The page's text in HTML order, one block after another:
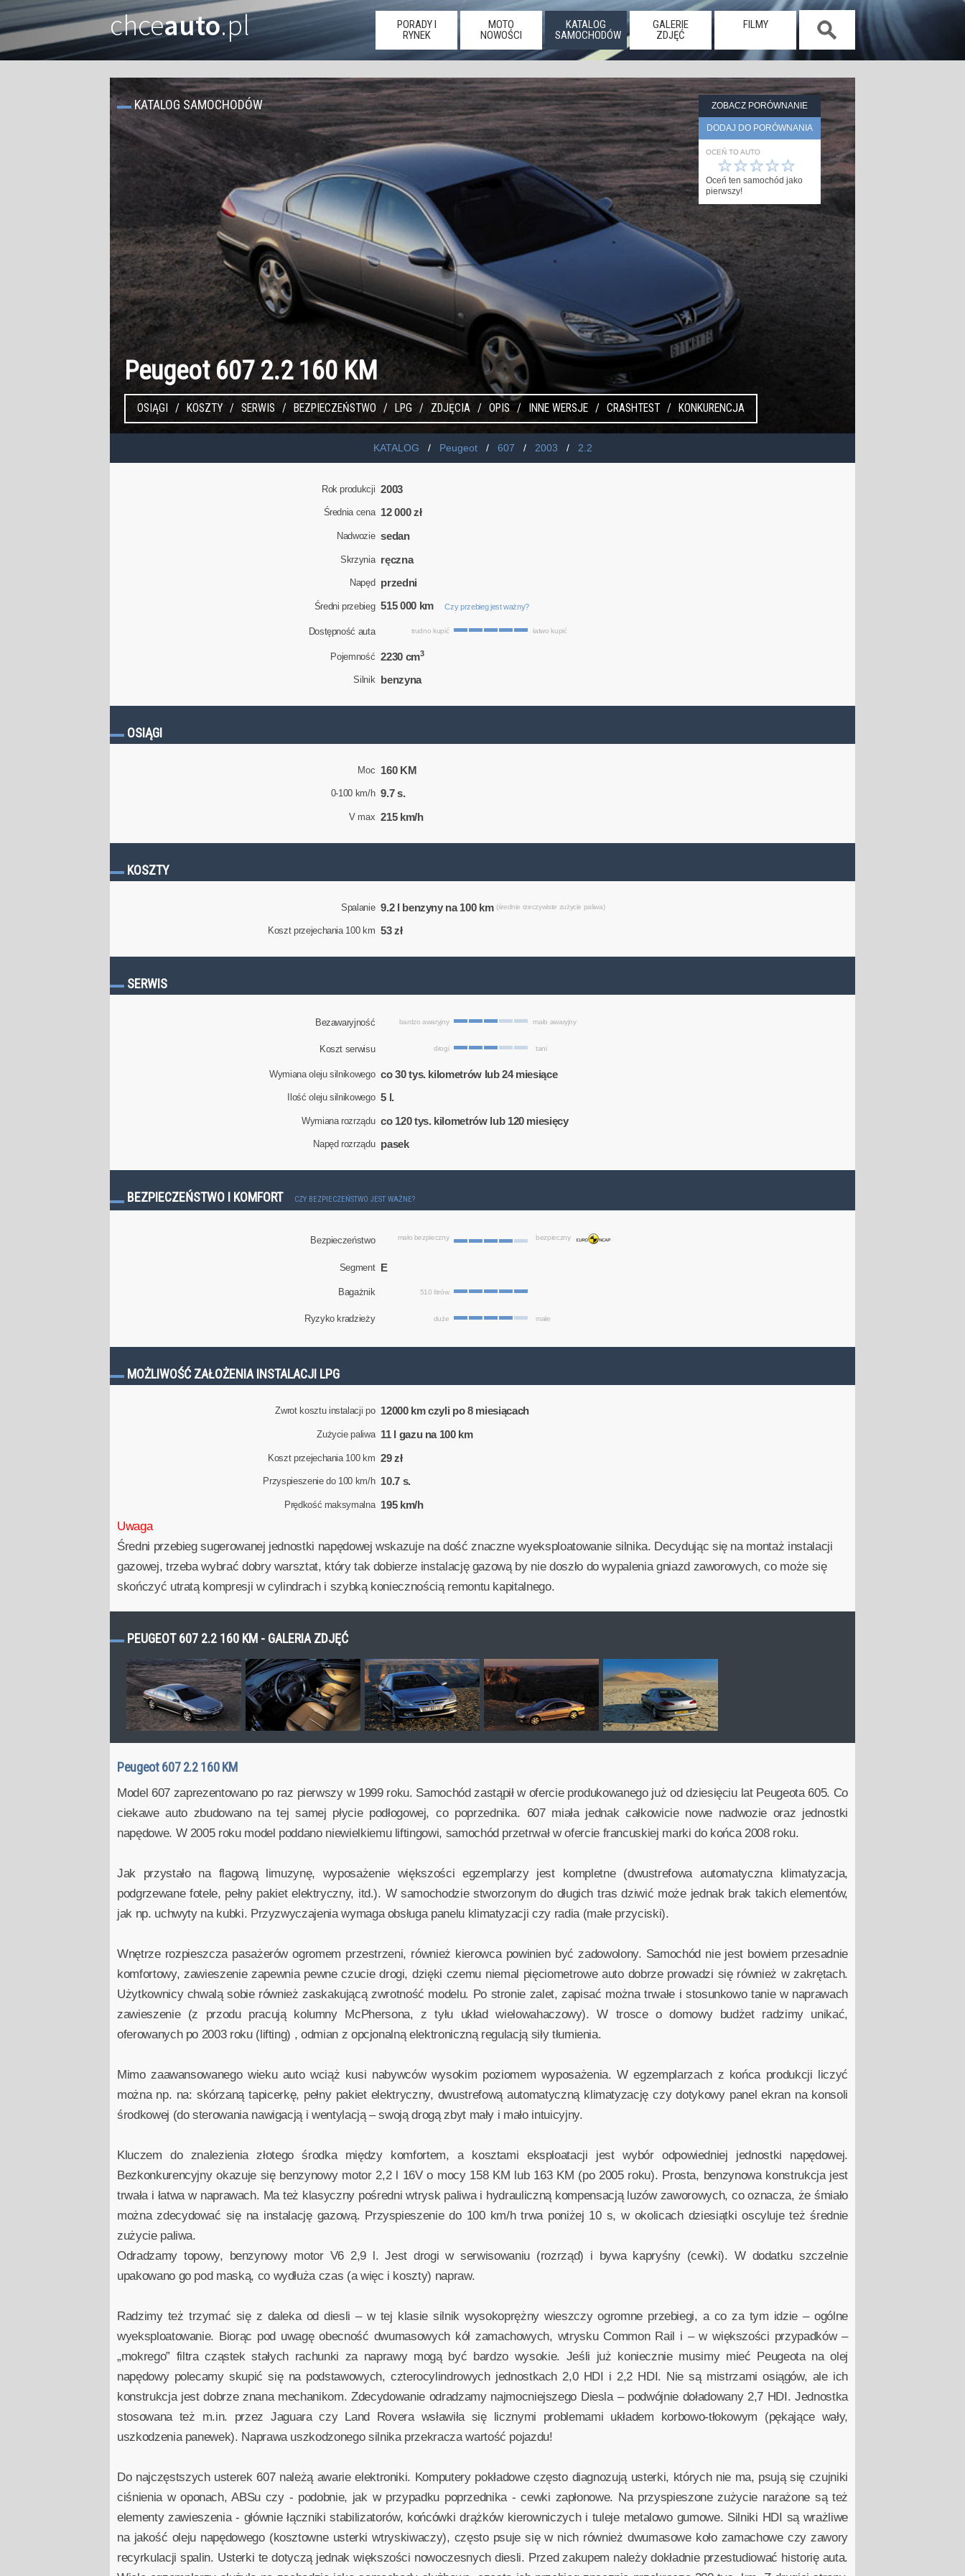
chceauto.pl
PORADY I
RYNEK
MOTO
NOWOŚCI
KATALOG
SAMOCHODÓW
GALERIE
ZDJĘĆ
FILMY
Peugeot 607 2.2 160 KM
KATALOG SAMOCHODÓW ZOBACZ PORÓWNANIE
DODAJ DO PORÓWNANIA
OCEŃ TO AUTO
☆
☆
☆
☆
☆
Oceń ten samochód jako
pierwszy!
OSIĄGI KOSZTY SERWIS BEZPIECZEŃSTWO LPG ZDJĘCIA OPIS INNE WERSJE CRASHTEST KONKURENCJA
KATALOG Peugeot 607 2003 2.2
Rok produkcji 2003
Średnia cena 12 000 zł
Nadwozie sedan
Skrzynia ręczna
Napęd przedni
Średni przebieg 515 000 km Czy przebieg jest ważny?
Dostępność auta trudno kupić łatwo kupić
Pojemność 2230 cm3
Silnik benzyna
OSIĄGI
Moc 160 KM
0-100 km/h 9.7 s.
V max 215 km/h
KOSZTY
Spalanie 9.2 l benzyny na 100 km (średnie rzeczywiste zużycie paliwa)
Koszt przejechania 100 km 53 zł
SERWIS
Bezawaryjność bardzo awaryjny mało awaryjny
Koszt serwisu drogi tani
Wymiana oleju silnikowego co 30 tys. kilometrów lub 24 miesiące
Ilość oleju silnikowego 5 l.
Wymiana rozrządu co 120 tys. kilometrów lub 120 miesięcy
Napęd rozrządu pasek
BEZPIECZEŃSTWO I KOMFORT CZY BEZPIECZEŃSTWO JEST WAŻNE?
Bezpieczeństwo mało bezpieczny bezpieczny
Segment E
Bagażnik 510 litrów
Ryzyko kradzieży duże małe
MOŻLIWOŚĆ ZAŁOŻENIA INSTALACJI LPG
Zwrot kosztu instalacji po 12000 km czyli po 8 miesiącach
Zużycie paliwa 11 l gazu na 100 km
Koszt przejechania 100 km 29 zł
Przyspieszenie do 100 km/h 10.7 s.
Prędkość maksymalna 195 km/h
Uwaga
Średni przebieg sugerowanej jednostki napędowej wskazuje na dość znaczne wyeksploatowanie silnika. Decydując się na montaż instalacji
gazowej, trzeba wybrać dobry warsztat, który tak dobierze instalację gazową by nie doszło do wypalenia gniazd zaworowych, co może się
skończyć utratą kompresji w cylindrach i szybką koniecznością remontu kapitalnego.
PEUGEOT 607 2.2 160 KM - GALERIA ZDJĘĆ
Peugeot 607 2.2 160 KM
Model 607 zaprezentowano po raz pierwszy w 1999 roku. Samochód zastąpił w ofercie produkowanego już od dziesięciu lat Peugeota 605. Co
ciekawe auto zbudowano na tej samej płycie podłogowej, co poprzednika. 607 miała jednak całkowicie nowe nadwozie oraz jednostki
napędowe. W 2005 roku model poddano niewielkiemu liftingowi, samochód przetrwał w ofercie francuskiej marki do końca 2008 roku.
Jak przystało na flagową limuzynę, wyposażenie większości egzemplarzy jest kompletne (dwustrefowa automatyczna klimatyzacja,
podgrzewane fotele, pełny pakiet elektryczny, itd.). W samochodzie stworzonym do długich tras dziwić może jednak brak takich elementów,
jak np. uchwyty na kubki. Przyzwyczajenia wymaga obsługa panelu klimatyzacji czy radia (małe przyciski).
Wnętrze rozpieszcza pasażerów ogromem przestrzeni, również kierowca powinien być zadowolony. Samochód nie jest bowiem przesadnie
komfortowy, zawieszenie zapewnia pewne czucie drogi, dzięki czemu niemal pięciometrowe auto dobrze prowadzi się również w zakrętach.
Użytkownicy chwalą sobie również zaskakującą zwrotność modelu. Po stronie zalet, zapisać można trwałe i stosunkowo tanie w naprawach
zawieszenie (z przodu pracują kolumny McPhersona, z tyłu układ wielowahaczowy). W trosce o domowy budżet radzimy unikać,
oferowanych po 2003 roku (lifting) , odmian z opcjonalną elektroniczną regulacją siły tłumienia.
Mimo zaawansowanego wieku auto wciąż kusi nabywców wysokim poziomem wyposażenia. W egzemplarzach z końca produkcji liczyć
można np. na: skórzaną tapicerkę, pełny pakiet elektryczny, dwustrefową automatyczną klimatyzację czy dotykowy panel ekran na konsoli
środkowej (do sterowania nawigacją i wentylacją – swoją drogą zbyt mały i mało intuicyjny.
Kluczem do znalezienia złotego środka między komfortem, a kosztami eksploatacji jest wybór odpowiedniej jednostki napędowej.
Bezkonkurencyjny okazuje się benzynowy motor 2,2 l 16V o mocy 158 KM lub 163 KM (po 2005 roku). Prosta, benzynowa konstrukcja jest
trwała i łatwa w naprawach. Ma też klasyczny pośredni wtrysk paliwa i hydrauliczną kompensacją luzów zaworowych, co oznacza, że śmiało
można zdecydować się na instalację gazową. Przyspieszenie do 100 km/h trwa poniżej 10 s, w okolicach dziesiątki oscyluje też średnie
zużycie paliwa.
Odradzamy topowy, benzynowy motor V6 2,9 l. Jest drogi w serwisowaniu (rozrząd) i bywa kapryśny (cewki). W dodatku szczelnie
upakowano go pod maską, co wydłuża czas (a więc i koszty) napraw.
Radzimy też trzymać się z daleka od diesli – w tej klasie silnik wysokoprężny wieszczy ogromne przebiegi, a co za tym idzie – ogólne
wyeksploatowanie. Biorąc pod uwagę obecność dwumasowych kół zamachowych, wtrysku Common Rail i – w większości przypadków –
„mokrego” filtra cząstek stałych rachunki za naprawy mogą być bardzo wysokie. Jeśli już koniecznie musimy mieć Peugeota na olej
napędowy polecamy skupić się na podstawowych, czterocylindrowych jednostkach 2,0 HDI i 2,2 HDI. Nie są mistrzami osiągów, ale ich
konstrukcja jest dobrze znana mechanikom. Zdecydowanie odradzamy najmocniejszego Diesla – podwójnie doładowany 2,7 HDI. Jednostka
stosowana też m.in. przez Jaguara czy Land Rovera wsławiła się licznymi problemami układem korbowo-tłokowym (pękające wały,
uszkodzenia panewek). Naprawa uszkodzonego silnika przekracza wartość pojazdu!
Do najczęstszych usterek 607 należą awarie elektroniki. Komputery pokładowe często diagnozują usterki, których nie ma, psują się czujniki
ciśnienia w oponach, ABSu czy - podobnie, jak w przypadku poprzednika - cewki zapłonowe. Na przyspieszone zużycie narażone są też
elementy zawieszenia - głównie łączniki stabilizatorów, końcówki drążków kierowniczych i tuleje metalowo gumowe. Silniki HDI są wrażliwe
na jakość oleju napędowego (kosztowne usterki wtryskiwaczy), często psuje się w nich również dwumasowe koło zamachowe czy zawory
recyrkulacji spalin. Usterki te dotyczą jednak większości nowoczesnych diesli. Przed zakupem należy dokładnie przestudiować historię auta.